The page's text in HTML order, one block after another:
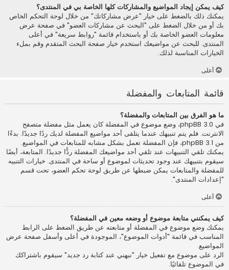
كيف يمكن إيجاد المواضيع والمشاركات كلها الخاصة بي في المنتدى؟
يمكنك ذلك بالضغط على خيار "عرض مشاركاتك" من خلال لوحة التحكم الخاص
بك أو من خلال الضغط على "البحث عن مشاركات العضو" في صفحة عرض
معلومات العضو الخاصة بك أو باستخدام قائمة "روابط سريعة" في أعلى
المنتدى. للبحث عن مواضيعك استخدم خيار صفحة البحث المتقدم وقم بملء
الخيارات المناسبة لذلك.
أعلى
قائمة المتابعات والمفضلة
ما هو الفرق بين المتابعات والمفضلة؟
في phpBB 3.0، وضع موضوع في المفضلة كان يعمل مثل مفضلة متصفح
الانترنت. فلم يتم تنبيهك عندما يتلقى أحد مواضيع المفضلة لديك ردًا جديدًا. بدءًا
من phpBB 3.1، فإن المفضلة تعمل بشكل مشابه للمتابعات في المواضيع.
يمكنك تلقي التنبيهات عند تلقي أحد مواضيعك المفضلة ردًّا جديدًا. المتابعة، أيضًا
سيقوم بتنبيهك عند وجود تحديثات لموضوع أو ساحة في المنتدى. خيارات التنبيه
للمفضلة والمتابعات يمكن ضبطها عن طريق لوحة تحكم العضو، تحت قسم
"إعدادات المنتدى".
أعلى
كيف يمكنني متابعة موضوع أو وضعه معين في المفضلة؟
يمكنك وضع موضوع في المفضلة أو متابعته عن طريق الضغط على الرابط
المناسب في قائمة "أدوات الموضوع"، الموجودة في أعلى وأسفل صفحة عرض
المواضيع.
الرد على موضوع مع تفعيل خيار "نبهني عند كتابة رد جديد" سيقوم باشتراكك
في الموضوع تلقائيًا.